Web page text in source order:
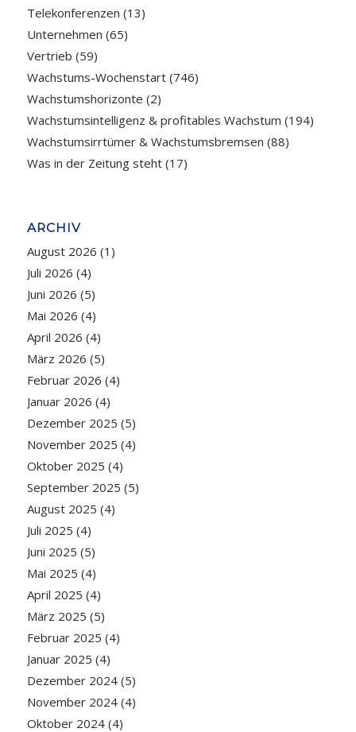
Telekonferenzen (13)
Unternehmen (65)
Vertrieb (59)
Wachstums-Wochenstart(746)
Wachstumshorizonte (2)
Wachstumsintelligenz & profitables Wachstum (194)
Wachstumsirrtümer & Wachstumsbremsen (88)
Was in der Zeitung steht(17)
ARCHIV
August 2026 (1)
Juli 2026 (4)
Juni 2026 (5)
Mai 2026 (4)
April 2026 (4)
März 2026 (5)
Februar 2026 (4)
Januar 2026 (4)
Dezember 2025 (5)
November 2025 (4)
Oktober 2025 (4)
September 2025 (5)
August 2025 (4)
Juli 2025 (4)
Juni 2025 (5)
Mai 2025 (4)
April 2025 (4)
März 2025 (5)
Februar 2025 (4)
Januar 2025 (4)
Dezember 2024(5)
November 2024(4)
Oktober 2024(4)